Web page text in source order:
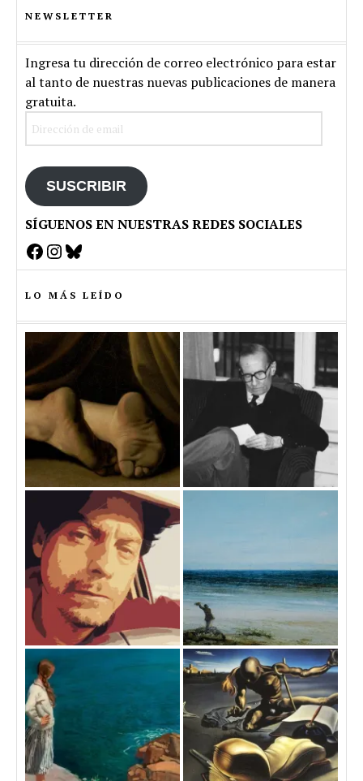
NEWSLETTER
Ingresa tu dirección de correo electrónico para estar
al tanto de nuestras nuevas publicaciones de manera
gratuita.
SUSCRIBIR
SÍGUENOS EN NUESTRAS REDES SOCIALES
Facebook
Instagram
Bluesky
LO MÁS LEÍDO